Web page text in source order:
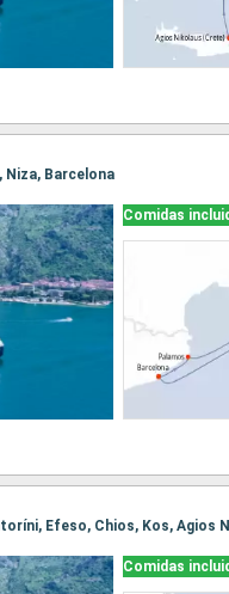
Niza, Barcelona
Comidas
Efeso, Chios, Kos, Agios
Comidas